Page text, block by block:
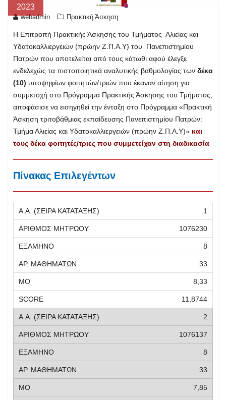
2023
webadmin Πρακτική Άσκηση
Η Επιτροπή Πρακτικής Άσκησης του Τμήματος Αλιείας και
Υδατοκαλλιεργειών (πρώην Ζ.Π.Α.Υ) του Πανεπιστημίου
Πατρών που αποτελείται από τους κάτωθι αφού έλεγξε
ενδελεχώς τα πιστοποιητικά αναλυτικής βαθμολογίας των δέκα
(10) υποψηφίων φοιτητών/τριών που έκαναν αίτηση για
συμμετοχή στο Πρόγραμμα Πρακτικής Άσκησης του Τμήματος,
αποφάσισε να εισηγηθεί την ένταξη στο Πρόγραμμα «Πρακτική
Άσκηση τριτοβάθμιας εκπαίδευσης Πανεπιστημίου Πατρών:
Τμήμα Αλιείας και Υδατοκαλλιεργειών (πρώην Ζ.Π.Α.Υ)» και
τους δέκα φοιτητές/τριες που συμμετείχαν στη διαδικασία
Πίνακας Επιλεγέντων
1
1076230
8
33
8,33
11,8744
2
1076137
8
33
7,85